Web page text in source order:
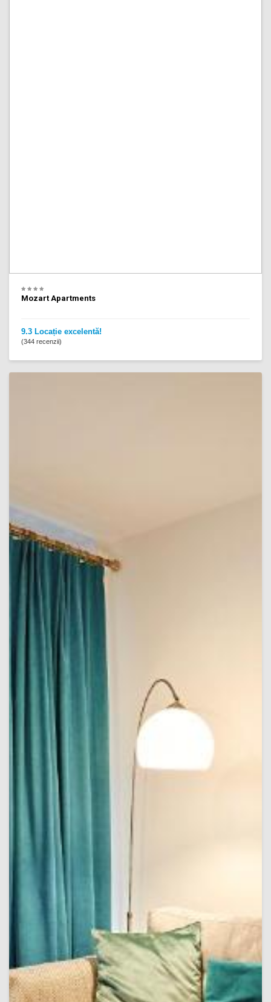
Mozart Apartments
9.3 Locație excelentă!
(344 recenzii)